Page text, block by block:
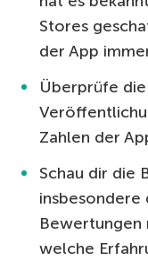
Stores
der App
Überprüfe
Zahlen der
Schau dir die
insbesondere
Bewertungen
welche